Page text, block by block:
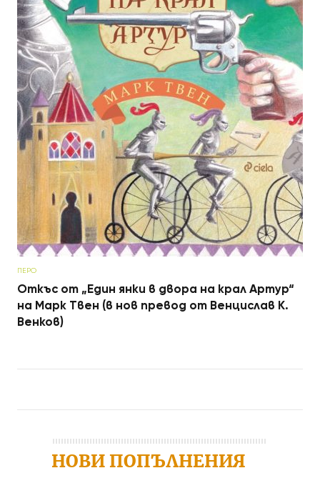
ПЕРО
Откъс от „Един янки в двора на крал Артур“
на Марк Твен (в нов превод от Венцислав К.
Венков)
НОВИ ПОПЪЛНЕНИЯ